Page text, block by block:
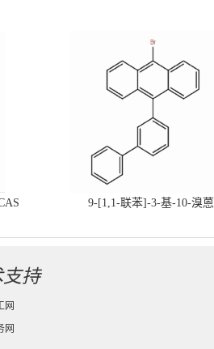
9-[1,1-联苯]-3-基-10-溴蒽
持
网
网